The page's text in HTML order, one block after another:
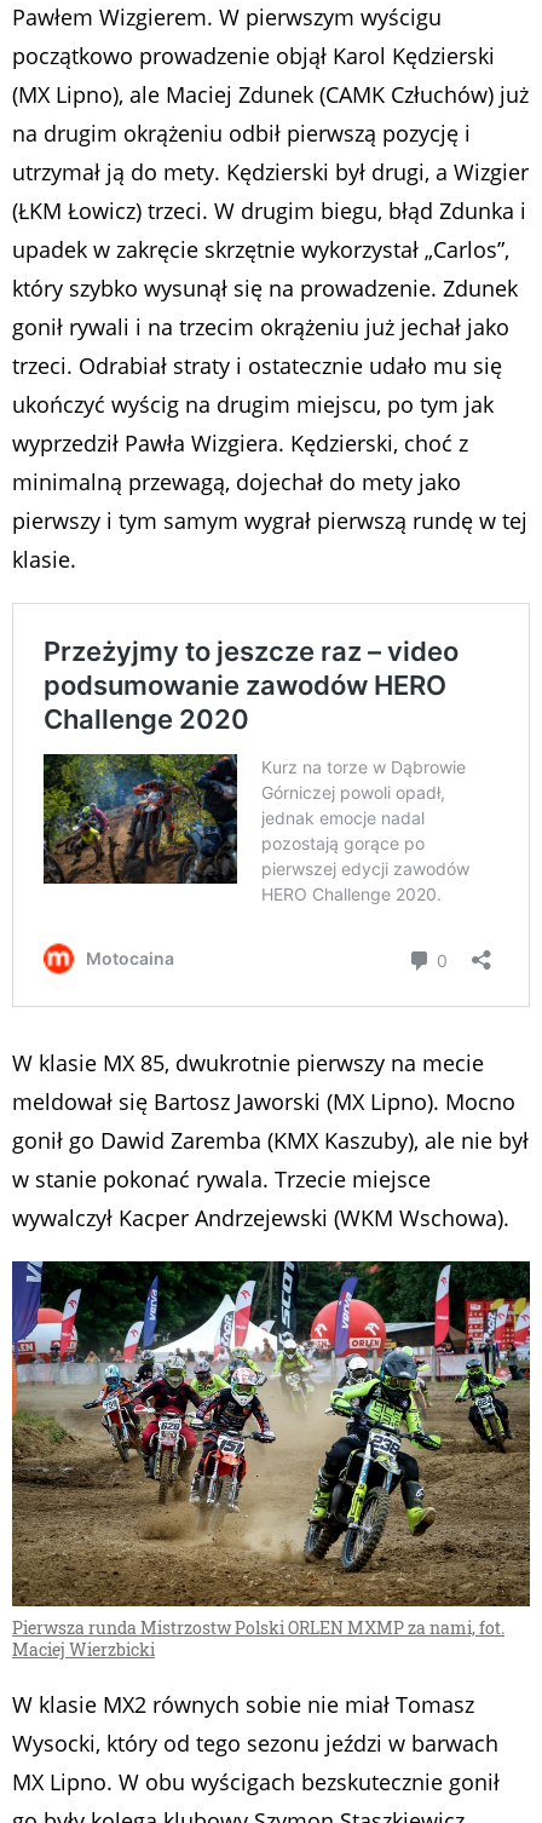
Pawłem Wizgierem. W pierwszym wyścigu
początkowo prowadzenie objął Karol Kędzierski
(MX Lipno), ale Maciej Zdunek (CAMK Człuchów) już
na drugim okrążeniu odbił pierwszą pozycję i
utrzymał ją do mety. Kędzierski był drugi, a Wizgier
(ŁKM Łowicz) trzeci. W drugim biegu, błąd Zdunka i
upadek w zakręcie skrzętnie wykorzystał „Carlos”,
który szybko wysunął się na prowadzenie. Zdunek
gonił rywali i na trzecim okrążeniu już jechał jako
trzeci. Odrabiał straty i ostatecznie udało mu się
ukończyć wyścig na drugim miejscu, po tym jak
wyprzedził Pawła Wizgiera. Kędzierski, choć z
minimalną przewagą, dojechał do mety jako
pierwszy i tym samym wygrał pierwszą rundę w tej
klasie.
W klasie MX 85, dwukrotnie pierwszy na mecie
meldował się Bartosz Jaworski (MX Lipno). Mocno
gonił go Dawid Zaremba (KMX Kaszuby), ale nie był
w stanie pokonać rywala. Trzecie miejsce
wywalczył Kacper Andrzejewski (WKM Wschowa).
Pierwsza runda Mistrzostw Polski ORLEN MXMP za nami, fot.
Maciej Wierzbicki
W klasie MX2 równych sobie nie miał Tomasz
Wysocki, który od tego sezonu jeździ w barwach
MX Lipno. W obu wyścigach bezskutecznie gonił